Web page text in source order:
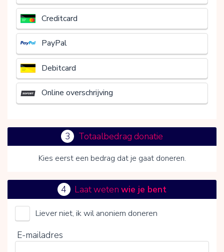
Creditcard
PayPal
Debitcard
Online overschrijving
3 Totaalbedrag donatie
Kies eerst een bedrag dat je gaat doneren.
4 Laat wetenwie je bent
Liever niet, ik wil anoniem doneren
E-mailadres